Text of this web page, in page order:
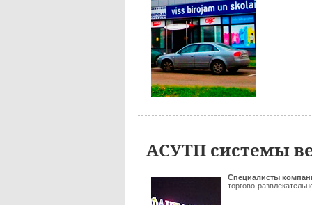
АСУТП системы
Специалисты
торгово-